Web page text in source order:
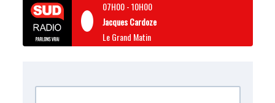
07H00-10H00
Jacques Cardoze
Le Grand Matin